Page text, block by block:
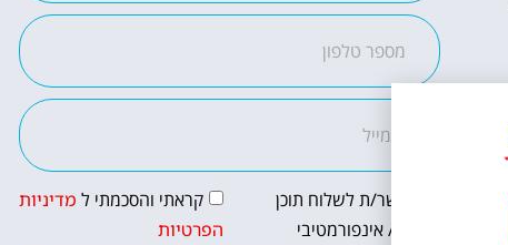
לחצו פה!
מאשר/ת לשלוח תוכן
שיווקי / אינפורמטיבי
קראתי והסכמתי ל מדיניות
הפרטיות